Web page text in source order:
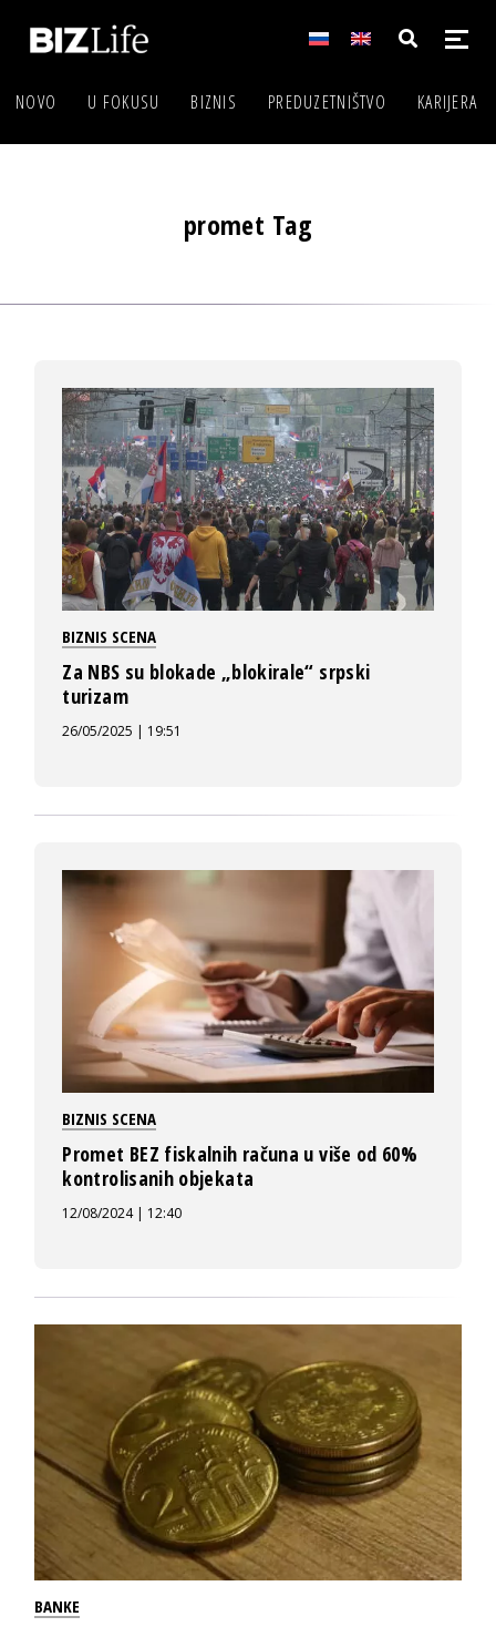
NOVO U FOKUSU BIZNIS PREDUZETNIŠTVO KARIJERA
promet Tag
BIZNIS SCENA
Za NBS su blokade „blokirale“ srpski
turizam
26/05/2025 | 19:51
BIZNIS SCENA
Promet BEZ fiskalnih računa u više od 60%
kontrolisanih objekata
12/08/2024 | 12:40
BANKE